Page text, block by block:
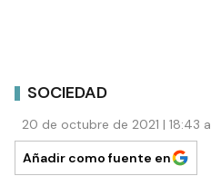
SOCIEDAD
20 de octubre de 2021 | 18:43